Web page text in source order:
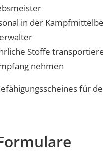
in der
Stoffe
nehmen
für